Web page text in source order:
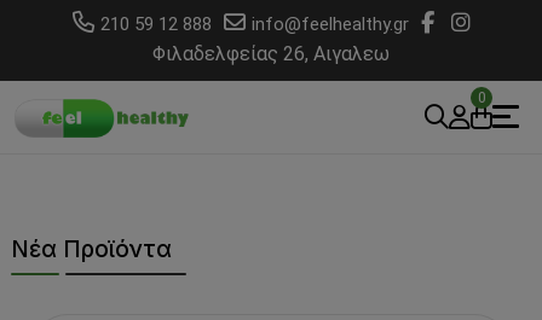
210 59 12 888 info@feelhealthy.gr
Φιλαδελφείας 26, Αιγαλεω
0
Νέα Προϊόντα